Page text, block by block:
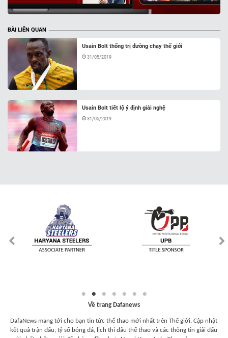
BÀI LIÊN QUAN
Usain Bolt thống trị đường chạy thế giới
31/05/2019
Usain Bolt tiết lộ ý định giải nghệ
31/05/2019
Về trang Dafanews
DafaNews mang tới cho bạn tin tức thể thao mới nhất trên Thế giới. Cập nhật
kết quả trận đấu, tỷ số bóng đá, lịch thi đấu thể thao và các thông tin giải đấu